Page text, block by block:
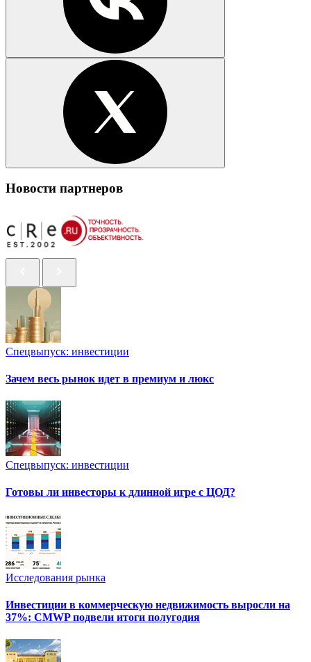
Новости партнеров
Спецвыпуск: инвестиции
Зачем весь рынок идет в премиум и люкс
Спецвыпуск: инвестиции
Готовы ли инвесторы к длинной игре с ЦОД?
Исследования рынка
Инвестиции в коммерческую недвижимость выросли на
37%: CMWP подвели итоги полугодия